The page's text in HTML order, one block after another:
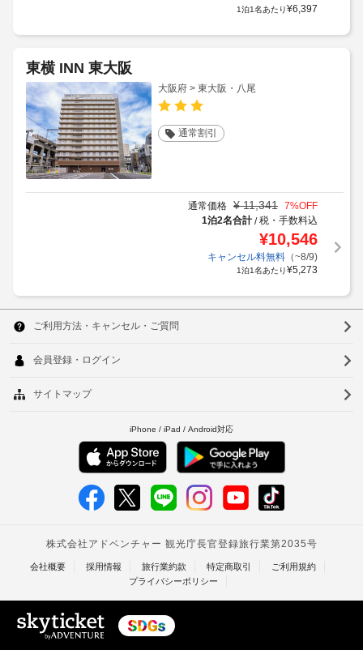
1泊1名あたり¥6,397
東横 INN 東大阪
大阪府 > 東大阪・八尾
通常割引
通常価格 ¥ 11,341 7%OFF
1泊2名合計/税・手数料込
¥10,546
キャンセル料無料（~8/9)
1泊1名あたり¥5,273